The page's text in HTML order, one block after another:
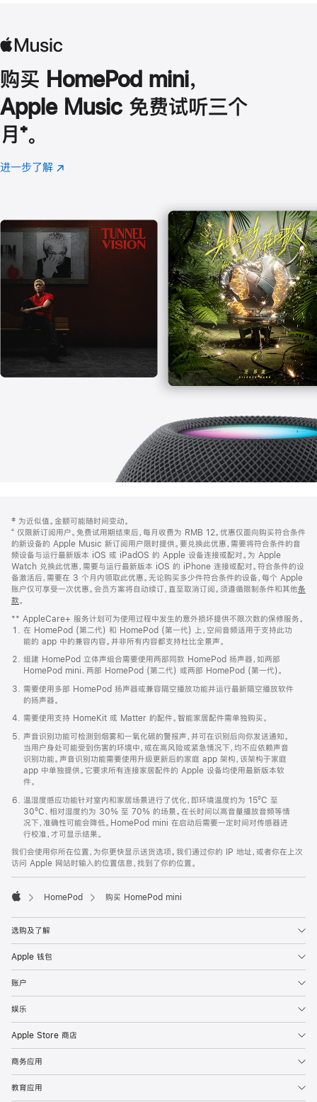
购买 HomePod mini，
Apple Music 免费试听三个
月 脚
注
⁺。
进一步了解 Apple
(在
口
中
打
开)
页
页
脚
注
‡ 为近似值。金额可能随时间变动。
⁺ 仅限新订阅用户。免费试用期结束后，每月收费为 RMB 12。优惠仅面向购买符合条件
的新设备的 Apple Music 新订阅用户限时提供。要兑换此优惠，需要将符合条件的音
频设备与运行最新版本 iOS 或 iPadOS 的 Apple 设备连接或配对。为 Apple
Watch 兑换此优惠，需要与运行最新版本 iOS 的 iPhone 连接或配对。符合条件的设
备激活后，需要在 3 个月内领取此优惠。无论购买多少件符合条件的设备，每个 Apple
账户仅可享受一次优惠。会员方案将自动续订，直至取消订阅。须遵循限制条件和其他条
款。
窗
口
中
打
开)
** AppleCare+ 服务计划可为使用过程中发生的意外损坏提供不限次数的保修服务。
在 HomePod (第二代) 和 HomePod (第一代) 上，空间音频适用于支持此功
能的 app 中的兼容内容。并非所有内容都支持杜比全景声。
组建 HomePod 立体声组合需要使用两部同款 HomePod 扬声器，如两部
HomePod mini、两部 HomePod (第二代) 或两部 HomePod (第一代)。
需要使用多部 HomePod 扬声器或兼容隔空播放功能并运行最新隔空播放软件
的扬声器。
需要使用支持 HomeKit 或 Matter 的配件。智能家居配件需单独购买。
声音识别功能可检测到烟雾和一氧化碳的警报声，并可在识别后向你发送通知。
当用户身处可能受到伤害的环境中，或在高风险或紧急情况下，均不应依赖声音
识别功能。声音识别功能需要使用升级更新后的家庭 app 架构，该架构于家庭
app 中单独提供。它要求所有连接家居配件的 Apple 设备均使用最新版本软
件。
温湿度感应功能针对室内和家居场景进行了优化，即环境温度约为 15ºC 至
30ºC、相对湿度约为 30% 至 70% 的场景。在长时间以高音量播放音频等情
况下，准确性可能会降低。HomePod mini 在启动后需要一定时间对传感器进
行校准，才可显示结果。
我们会使用你所在位置，为你更快显示送货选项。我们通过你的 IP 地址，或者你在上次
访问 Apple 网站时输入的位置信息，找到了你的位置。
HomePod 购买 HomePod mini
选购及了解
Apple 钱包
账户
娱乐
Apple Store 商店
商务应用
教育应用